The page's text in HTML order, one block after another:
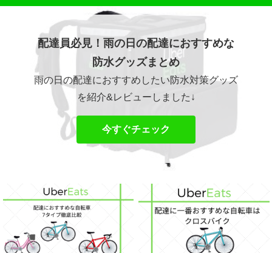
配達員必見！雨の日の配達におすすめな
防水グッズまとめ
雨の日の配達におすすめしたい防水対策グッズ
を紹介&レビューしました↓
今すぐチェック